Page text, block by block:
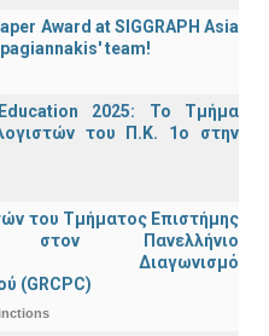
Award at SIGGRAPH Asia
team!
2025: Το Τμήμα
του Π.Κ. 1ο στην
του Τμήματος Επιστήμης
στον Πανελλήνιο
Διαγωνισμό
(GRCPC)